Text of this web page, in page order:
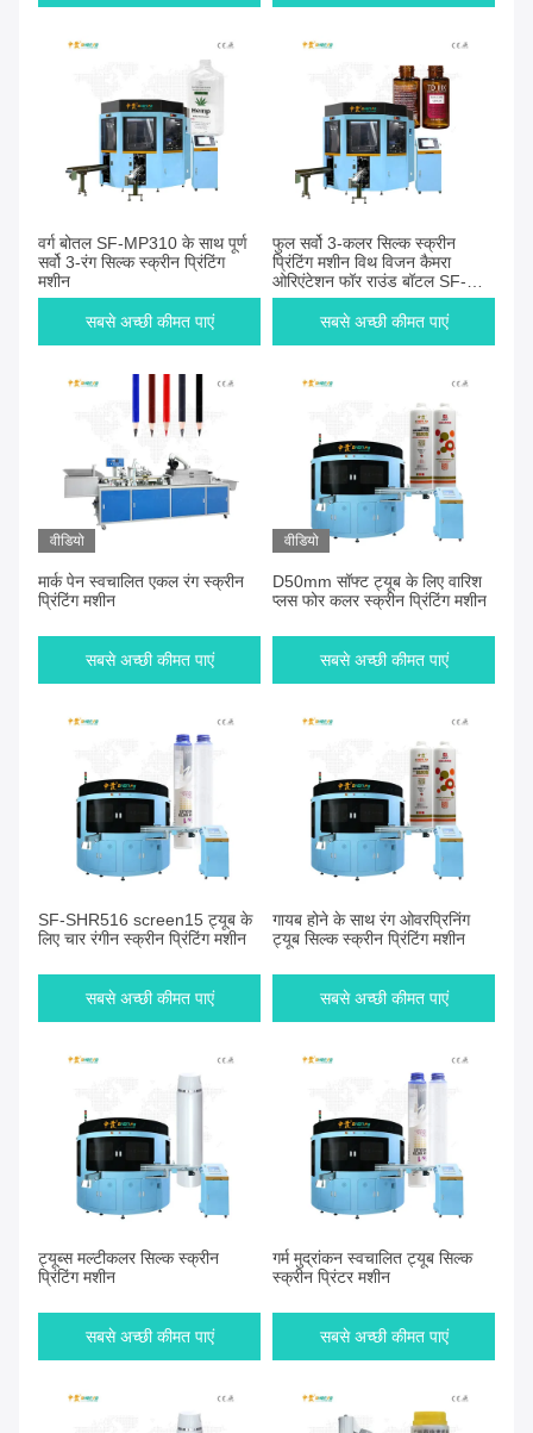
वर्ग बोतल SF-MP310 के साथ पूर्ण
सर्वो 3-रंग सिल्क स्क्रीन प्रिंटिंग
मशीन
सबसे अच्छी कीमत पाएं
फुल सर्वो 3-कलर सिल्क स्क्रीन
प्रिंटिंग मशीन विथ विजन कैमरा
ओरिएंटेशन फॉर राउंड बॉटल SF-
MP310
सबसे अच्छी कीमत पाएं
वीडियो
मार्क पेन स्वचालित एकल रंग स्क्रीन
प्रिंटिंग मशीन
सबसे अच्छी कीमत पाएं
वीडियो
D50mm सॉफ्ट ट्यूब के लिए वारिश
प्लस फोर कलर स्क्रीन प्रिंटिंग मशीन
सबसे अच्छी कीमत पाएं
SF-SHR516 screen15 ट्यूब के
लिए चार रंगीन स्क्रीन प्रिंटिंग मशीन
सबसे अच्छी कीमत पाएं
गायब होने के साथ रंग ओवरप्रिनिंग
ट्यूब सिल्क स्क्रीन प्रिंटिंग मशीन
सबसे अच्छी कीमत पाएं
ट्यूब्स मल्टीकलर सिल्क स्क्रीन
प्रिंटिंग मशीन
सबसे अच्छी कीमत पाएं
गर्म मुद्रांकन स्वचालित ट्यूब सिल्क
स्क्रीन प्रिंटर मशीन
सबसे अच्छी कीमत पाएं